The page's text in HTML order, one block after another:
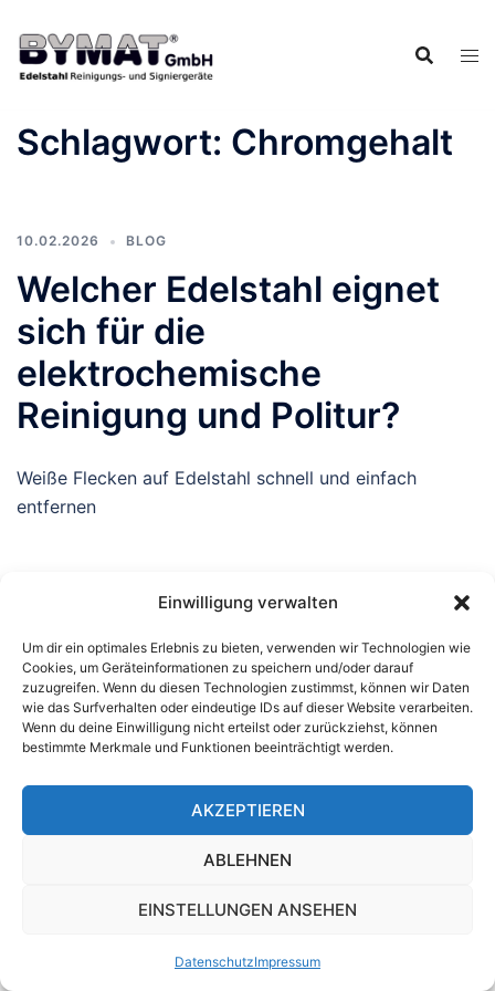
Einwilligung verwalten
Um dir ein optimales Erlebnis zu bieten, verwenden wir Technologien wie
Cookies, um Geräteinformationen zu speichern und/oder darauf
zuzugreifen. Wenn du diesen Technologien zustimmst, können wir Daten
wie das Surfverhalten oder eindeutige IDs auf dieser Website verarbeiten.
Wenn du deine Einwilligung nicht erteilst oder zurückziehst, können
bestimmte Merkmale und Funktionen beeinträchtigt werden.
AKZEPTIEREN
ABLEHNEN
EINSTELLUNGEN ANSEHEN
DatenschutzImpressum
Inhalt
springen
Schlagwort: Chromgehalt
10.02.2026 BLOG
Welcher Edelstahl eignet
sich für die
elektrochemische
Reinigung und Politur?
Weiße Flecken auf Edelstahl schnell und einfach
entfernen
Wichtige Links